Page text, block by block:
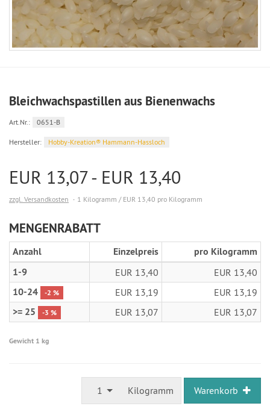
Bleichwachspastillen aus Bienenwachs
Art.Nr.: 0651-B
Hersteller: Hobby-Kreation® Hammann-Hassloch
EUR 13,07 - EUR 13,40
zzgl. Versandkosten 1 Kilogramm / EUR 13,40 pro Kilogramm
MENGENRABATT
Anzahl Einzelpreis
pro Kilogramm
1-9
EUR 13,40 EUR 13,40
10-24 -2 % EUR 13,19 EUR 13,19
>= 25 -3 % EUR 13,07 EUR 13,07
Gewicht 1 kg
1 Kilogramm Warenkorb